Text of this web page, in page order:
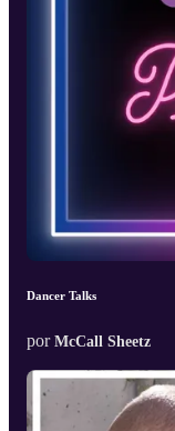
Dancer Talks
por McCall Sheetz